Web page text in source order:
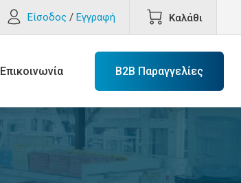
Καλάθι
Είσοδος / Εγγραφή
Επικοινωνία B2B Παραγγελίες